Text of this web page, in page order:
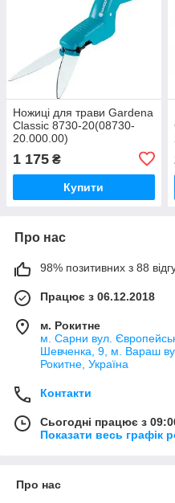
Ножиці для трави Gardena
Classic 8730-20(08730-
20.000.00)
1 175 ₴
Купити
Про нас
98% позитивних з 88
Працює з 06.12.2018
м. Рокитне
м. Сарни вул.
Шевченка, 9, м. Вараш
Рокитне, Україна
Контакти
Сьогодні працює з
Показати весь графік
Про нас